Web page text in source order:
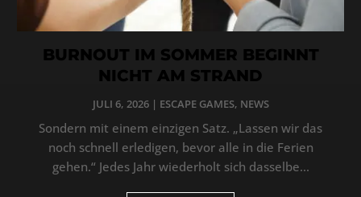
BURNOUT IM SOMMER BEGINNT
NICHT AM STRAND
JULI 6, 2026| ESCAPE GAMES, NEWS
Sondern mit einem einzigen Satz. „Lassen wir das
noch schnell erledigen, bevor alle in die Ferien
gehen.“ Jedes Jahr wiederholt sich dasselbe...